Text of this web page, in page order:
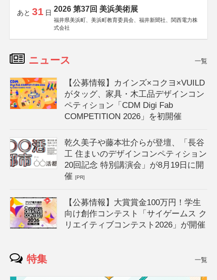
あと 31 日 2026 第37回 美浜美術展
福井県美浜町、美浜町教育委員会、福井新聞社、関西電力株
式会社
ニュース 一覧
【公募情報】カインズ×コクヨ×VUILD
がタッグ、家具・木工品デザインコン
ペティション「CDM Digi Fab
COMPETITION 2026」を初開催
乾久美子や藤本壮介らが登壇、「長谷
工 住まいのデザインコンペティション
20回記念 特別講演会」が8月19日に開
催[PR]
【公募情報】大賞賞金100万円！学生
向け創作コンテスト「サイゲームス ク
リエイティブコンテスト2026」が開催
特集 一覧